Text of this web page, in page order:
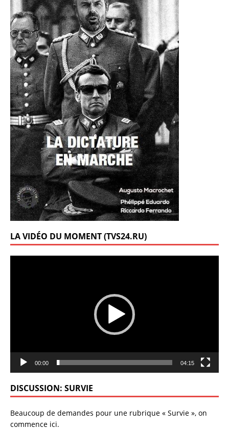
LA VIDÉO DU MOMENT (TVS24.RU)
00:00 04:15
DISCUSSION: SURVIE
Beaucoup de demandes pour une rubrique « Survie », on
commence ici.